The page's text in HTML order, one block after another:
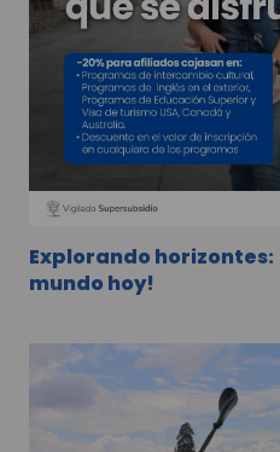
Explorando horizontes:
mundo hoy!